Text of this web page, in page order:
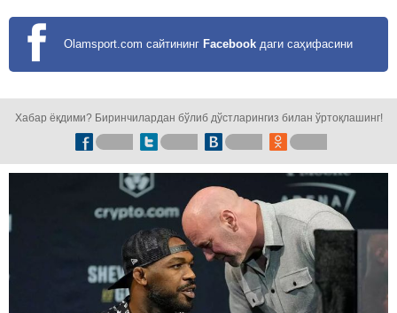
Olamsport.com сайтининг Facebook даги саҳифасини
Хабар ёқдими? Биринчилардан бўлиб дўстларингиз билан ўртоқлашинг!